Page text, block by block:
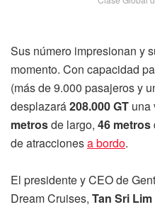
Sus número impresionan y
momento. Con capacidad
(más de 9.000 pasajeros y
desplazará208.000 GT una
metrosde largo, 46 ​​metros
de atraccionesa bordo.
El presidente y CEO de
Dream Cruises, Tan Sri